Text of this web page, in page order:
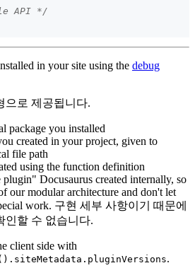
API */
in your site using the debug
으로 제공됩니다.
package you installed
created in your project, given to
file path
using the function definition
plugin" Docusaurus created internally, so
our modular architecture and don't let
work. 구현 세부 사항이기 때문에
인할 수 없습니다.
client side with
.